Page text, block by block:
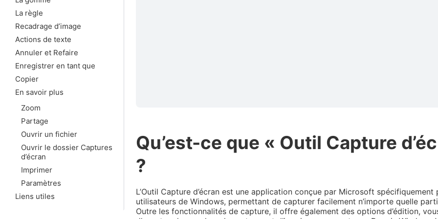
La règle
Recadrage d’image
Actions de texte
Annuler et Refaire
Enregistrer en tant que
Copier
En savoir plus
Zoom
Partage
Ouvrir un fichier
Ouvrir le dossier Captures
d’écran
Imprimer
Paramètres
Liens utiles
Qu’est-ce que « Outil Capture
?
L’Outil Capture d’écran est une application conçue par Microsoft spécifiquement
utilisateurs de Windows, permettant de capturer facilement n’importe quelle
Outre les fonctionnalités de capture, il offre également des options d’édition,